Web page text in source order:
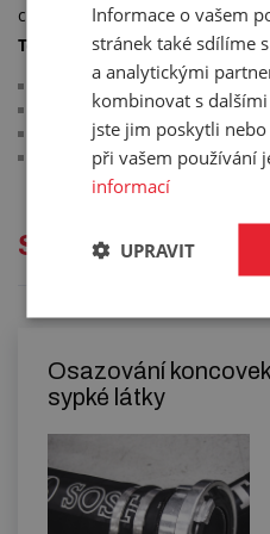
cisteren jako je vápno, písek
Technické parametry:
koule s objímkou a trnem
materiál: ocel
barva: červená
Služby
Osazování
sypké látky
Informace o vašem
stránek také sdílíme
a analytickými
kombinovat s
jste jim poskytli
při vašem používání
informací
UPRAVIT